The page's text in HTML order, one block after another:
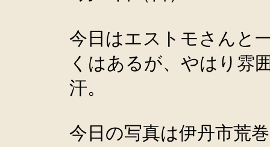
今日はエストモさんと
くはあるが、やはり雰
汗。
今日の写真は伊丹市荒